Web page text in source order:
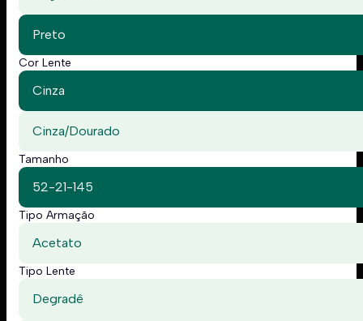
Preto
Cor Lente
Cinza
Cinza/Dourado
Tamanho
52-21-145
Tipo Armação
Acetato
Tipo Lente
Degradê